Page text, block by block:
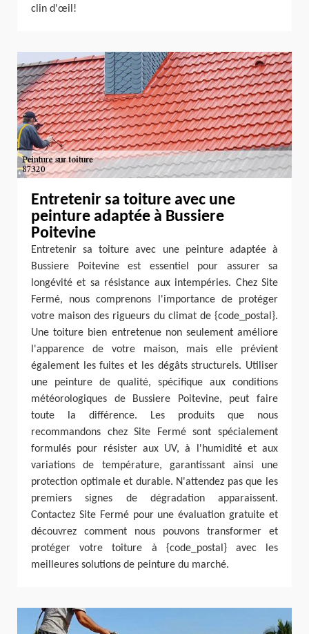
clin d'œil!
Entretenir sa toiture avec une
peinture adaptée à Bussiere
Poitevine
Entretenir sa toiture avec une peinture adaptée à
Bussiere Poitevine est essentiel pour assurer sa
longévité et sa résistance aux intempéries. Chez Site
Fermé, nous comprenons l'importance de protéger
votre maison des rigueurs du climat de {code_postal}.
Une toiture bien entretenue non seulement améliore
l'apparence de votre maison, mais elle prévient
également les fuites et les dégâts structurels. Utiliser
une peinture de qualité, spécifique aux conditions
météorologiques de Bussiere Poitevine, peut faire
toute la différence. Les produits que nous
recommandons chez Site Fermé sont spécialement
formulés pour résister aux UV, à l'humidité et aux
variations de température, garantissant ainsi une
protection optimale et durable. N'attendez pas que les
premiers signes de dégradation apparaissent.
Contactez Site Fermé pour une évaluation gratuite et
découvrez comment nous pouvons transformer et
protéger votre toiture à {code_postal} avec les
meilleures solutions de peinture du marché.